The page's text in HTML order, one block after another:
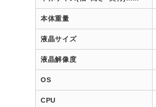
本体重量
液晶サイズ
液晶解像度
OS
CPU